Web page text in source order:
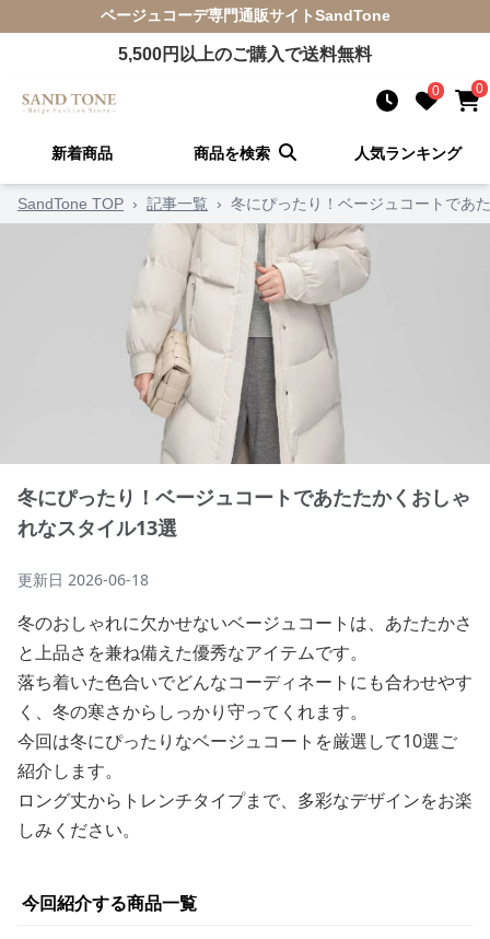
ベージュコーデ専門通販サイトSandTone
5,500円以上のご購入で送料無料
0 0
新着商品 商品を検索 人気ランキング
SandTone TOP › 記事一覧 › 冬にぴったり！ベージュコートであ
冬にぴったり！ベージュコートであたたかくおしゃ
れなスタイル13選
更新日 2026-06-18
冬のおしゃれに欠かせないベージュコートは、あたたかさ
と上品さを兼ね備えた優秀なアイテムです。
落ち着いた色合いでどんなコーディネートにも合わせやす
く、冬の寒さからしっかり守ってくれます。
今回は冬にぴったりなベージュコートを厳選して10選ご
紹介します。
ロング丈からトレンチタイプまで、多彩なデザインをお楽
しみください。
今回紹介する商品一覧